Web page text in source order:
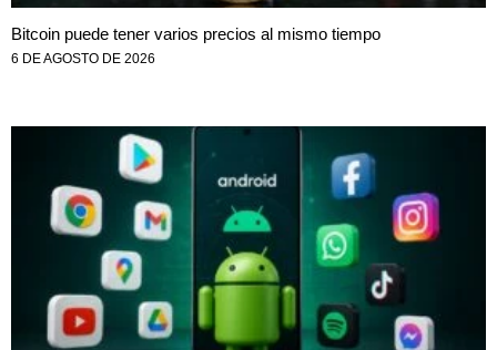
Bitcoin puede tener varios precios al mismo tiempo
6 DE AGOSTO DE 2026